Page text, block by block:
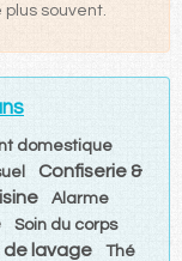
souvent.
domestique
Confiserie &
Alarme
Soin du corps
lavage Thé